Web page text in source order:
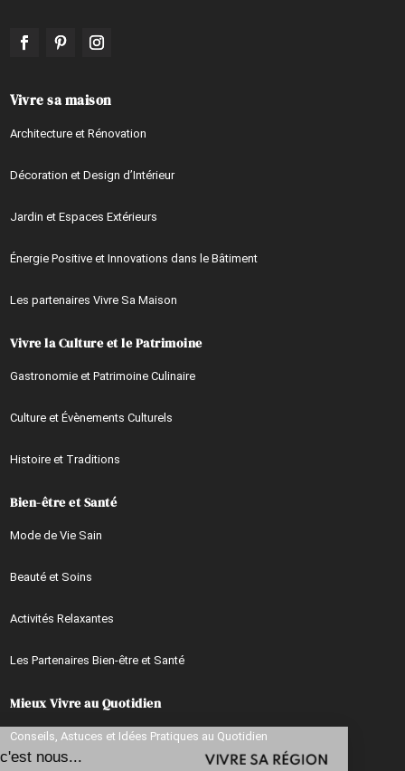
Continuer sans accepter
Salut c'est nous...
Vivre sa maison
Architecture et Rénovation
Décoration et Design d’Intérieur
Jardin et Espaces Extérieurs
Énergie Positive et Innovations dans le Bâtiment
Les partenaires Vivre Sa Maison
Vivre la Culture et le Patrimoine
Gastronomie et Patrimoine Culinaire
Culture et Évènements Culturels
Histoire et Traditions
Bien-être et Santé
Mode de Vie Sain
Beauté et Soins
Activités Relaxantes
Les Partenaires Bien-être et Santé
Mieux Vivre au Quotidien
Conseils, Astuces et Idées Pratiques au Quotidien